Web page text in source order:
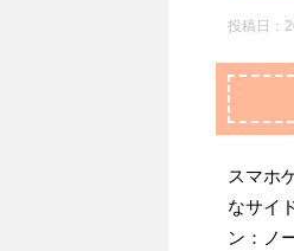
投稿日：
スマホ
なサイ
ン：ノ